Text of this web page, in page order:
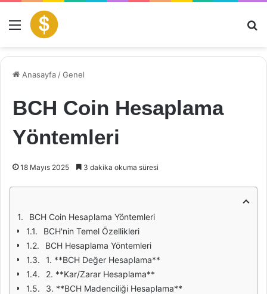
Menü
Anasayfa /Genel
BCH Coin Hesaplama
Yöntemleri
18 Mayıs 2025 3 dakika okuma süresi
BCH Coin Hesaplama Yöntemleri
BCH'nin Temel Özellikleri
BCH Hesaplama Yöntemleri
1. **BCH Değer Hesaplama**
2. **Kar/Zarar Hesaplama**
3. **BCH Madenciliği Hesaplama**